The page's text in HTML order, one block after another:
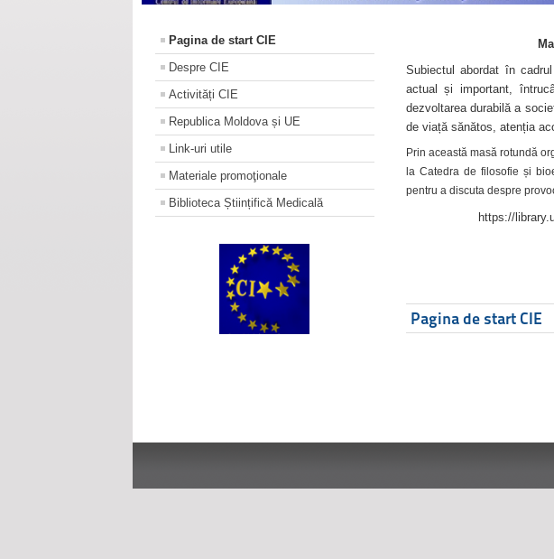
Pagina de start CIE
Despre CIE
Activități CIE
Republica Moldova și UE
Link-uri utile
Materiale promoţionale
Biblioteca Științifică Medicală
Subiectul abordat în
actual și important,
dezvoltarea durabilă a
de viață sănătos, atenția
Prin această masă rotundă
la Catedra de filosofie și
pentru a discuta despre
https://
Pagina de start CIE